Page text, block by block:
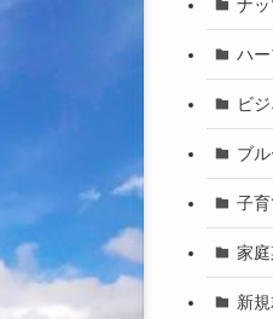
ナッ
ハ
ビ
ブ
子育
家
新